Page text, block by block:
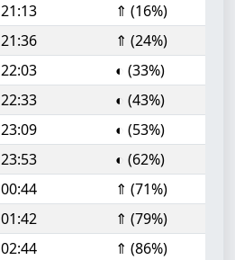
21:13
⇑ (16%)
21:36
⇑ (24%)
22:03
◐ (33%)
22:33
◐ (43%)
23:09
◐ (53%)
23:53
◐ (62%)
00:44
⇑ (71%)
01:42
⇑ (79%)
02:44
⇑ (86%)